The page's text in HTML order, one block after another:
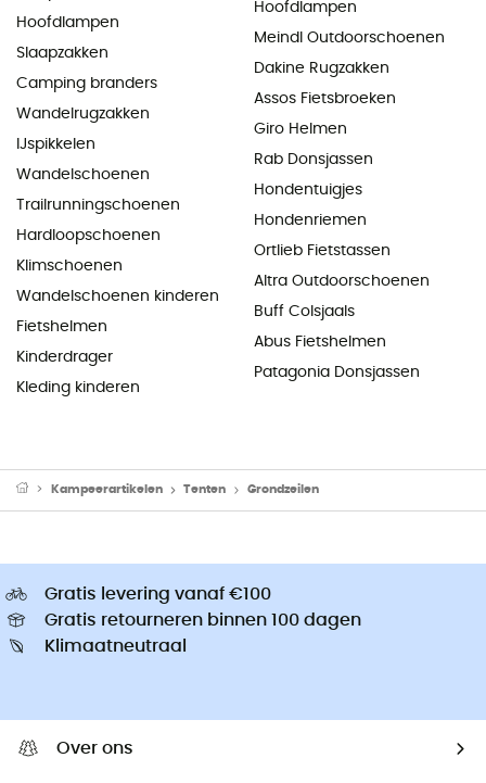
Hoofdlampen
Slaapzakken
Camping branders
Wandelrugzakken
IJspikkelen
Wandelschoenen
Trailrunningschoenen
Hardloopschoenen
Klimschoenen
Wandelschoenen kinderen
Fietshelmen
Kinderdrager
Kleding kinderen
Hoofdlampen
Meindl Outdoorschoenen
Dakine Rugzakken
Assos Fietsbroeken
Giro Helmen
Rab Donsjassen
Hondentuigjes
Hondenriemen
Ortlieb Fietstassen
Altra Outdoorschoenen
Buff Colsjaals
Abus Fietshelmen
Patagonia Donsjassen
Kampeerartikelen Tenten Grondzeilen
Gratis levering vanaf €100
Gratis retourneren binnen 100 dagen
Klimaatneutraal
Over ons